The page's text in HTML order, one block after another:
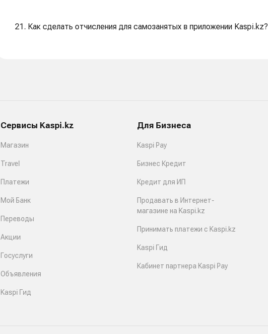
21. Как сделать отчисления для самозанятых в приложении Kaspi.kz?
Сервисы Kaspi.kz
Магазин
Travel
Платежи
Мой Банк
Переводы
Акции
Госуслуги
Объявления
Kaspi Гид
Для Бизнеса
Kaspi Pay
Бизнес Кредит
Кредит для ИП
Продавать в Интернет-
магазине на Kaspi.kz
Принимать платежи с Kaspi.kz
Kaspi Гид
Кабинет партнера Kaspi Pay